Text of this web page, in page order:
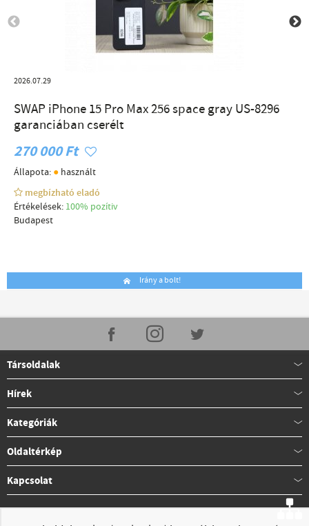
2026.07.29
SWAP iPhone 15 Pro Max 256 space gray US-8296
garanciában cserélt
270 000 Ft
Állapota: ● használt
megbízható eladó
Értékelések: 100% pozítiv
Budapest
Irány a bolt!
Társoldalak
Hírek
Kategóriák
Oldaltérkép
Kapcsolat